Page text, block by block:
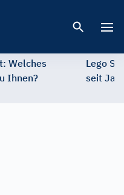
Welches
Ihnen?
Lego
seit